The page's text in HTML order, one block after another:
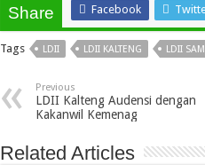
Share Facebook
Tags LDII LDII KALTENG LDII
Previous
LDII Kalteng Audensi dengan
Kakanwil Kemenag
Related Articles